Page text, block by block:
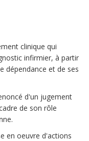
clinique qui
infirmier, à partir
dépendance et de ses
d'un jugement
de son rôle
en oeuvre d'actions